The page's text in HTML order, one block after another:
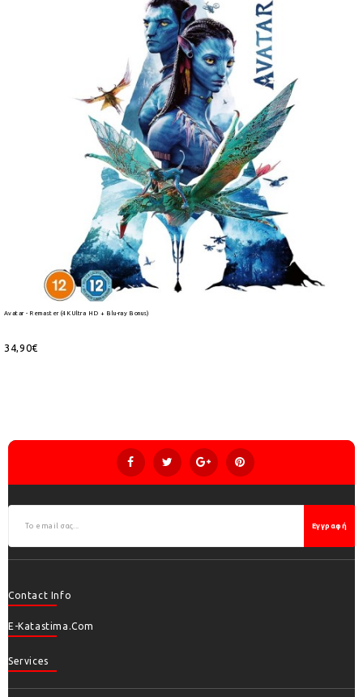
Avatar - Remaster (4K Ultra HD + Blu-ray Bonus)
34,90€
Εγγραφή
Contact Info
E-Katastima.com
Services